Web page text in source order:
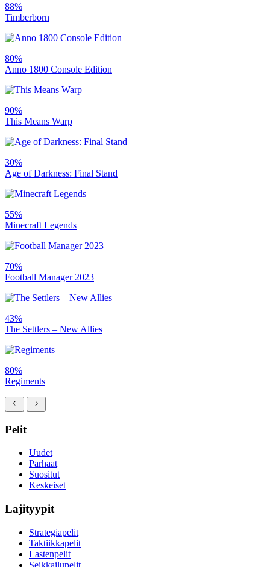
88%
Timberborn
80%
Anno 1800 Console Edition
90%
This Means Warp
30%
Age of Darkness: Final Stand
55%
Minecraft Legends
70%
Football Manager 2023
43%
The Settlers – New Allies
80%
Regiments
Pelit
Uudet
Parhaat
Suositut
Keskeiset
Lajityypit
Strategiapelit
Taktiikkapelit
Lastenpelit
Seikkailupelit